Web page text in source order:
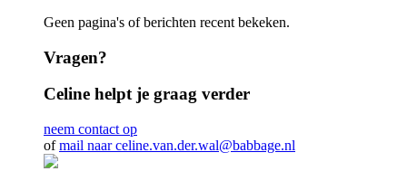
Geen pagina's of berichten recent bekeken.
Vragen?
Celine helpt je graag verder
neem contact op
of mail naar celine.van.der.wal@babbage.nl